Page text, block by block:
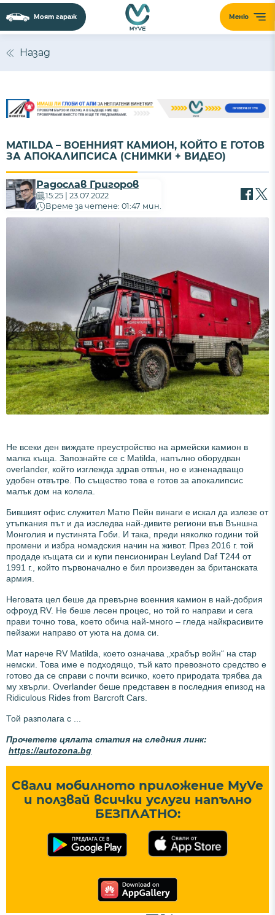
Меню
Моят гараж
Назад
MATILDA – ВОЕННИЯТ КАМИОН, КОЙТО Е ГОТОВ
ЗА АПОКАЛИПСИСА (СНИМКИ + ВИДЕО)
Радослав Григоров
15:25 | 23.07.2022
Време за четене: 01:47 мин.
Не всеки ден виждате преустройство на армейски камион в
малка къща. Запознайте се с Matilda, напълно оборудван
overlander, който изглежда здрав отвън, но е изненадващо
удобен отвътре. По същество това е готов за апокалипсис
малък дом на колела.
Бившият офис служител Матю Пейн винаги е искал да излезе от
утъпкания път и да изследва най-дивите региони във Външна
Монголия и пустинята Гоби. И така, преди няколко години той
промени и избра номадския начин на живот. През 2016 г. той
продаде къщата си и купи пенсиониран Leyland Daf T244 от
1991 г., който първоначално е бил произведен за британската
армия.
Неговата цел беше да превърне военния камион в най-добрия
офроуд RV. Не беше лесен процес, но той го направи и сега
прави точно това, което обича най-много – гледа найкрасивите
пейзажи направо от уюта на дома си.
Мат нарече RV Matilda, което означава „храбър войн“ на стар
немски. Това име е подходящо, тъй като превозното средство е
готово да се справи с почти всичко, което природата трябва да
му хвърли. Overlander беше представен в последния епизод на
Ridiculous Rides from Barcroft Cars.
Той разполага с ...
Прочетете цялата статия на следния линк:
https://autozona.bg
Свали мобилното приложение MyVe
и ползвай всички услуги напълно
БЕЗПЛАТНО: